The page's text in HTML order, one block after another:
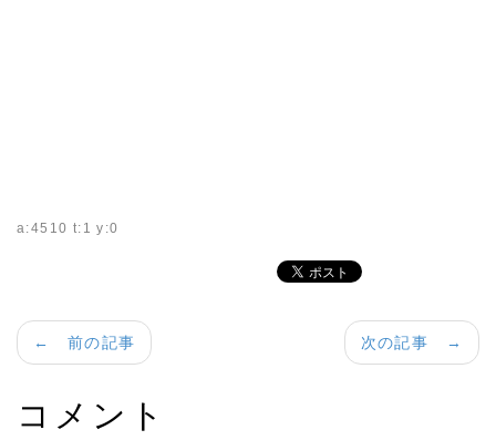
a:4510 t:1 y:0
次の記事 →
← 前の記事
コメント